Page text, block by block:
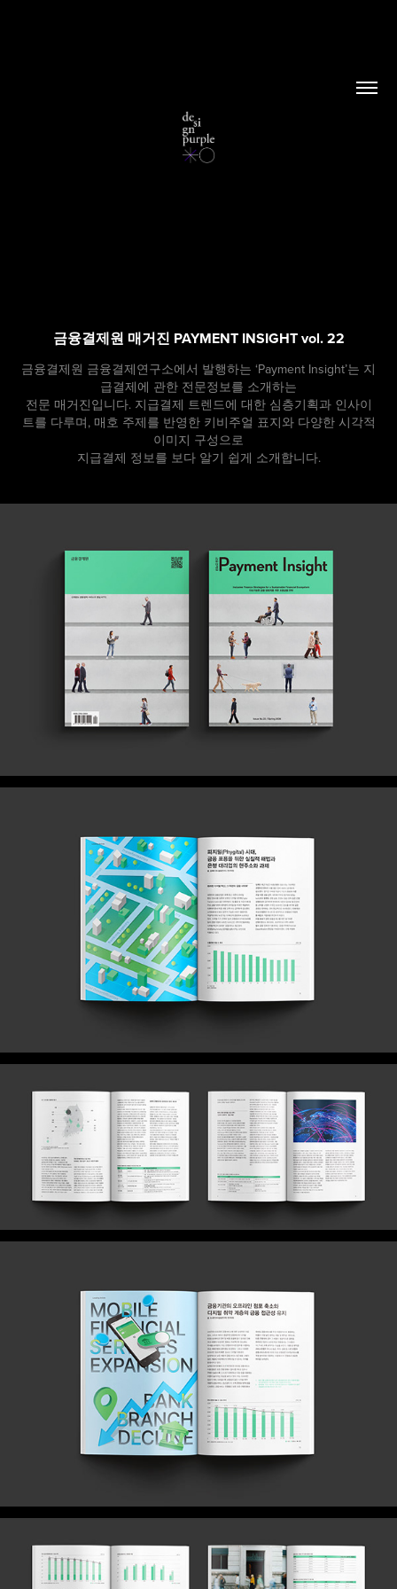
금융결제원 매거진 PAYMENT INSIGHT vol. 22
금융결제원 금융결제연구소에서 발행하는 ‘Payment Insight’는 지
급결제에 관한 전문정보를 소개하는
전문 매거진입니다. 지급결제 트렌드에 대한 심층기획과 인사이
트를 다루며, 매호 주제를 반영한 키비주얼 표지와 다양한 시각적
이미지 구성으로
지급결제 정보를 보다 알기 쉽게 소개합니다.